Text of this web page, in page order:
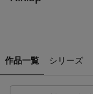
作品一覧 シリーズ